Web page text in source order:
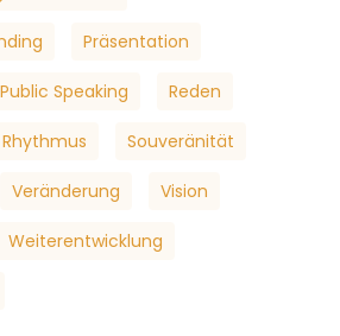
Präsentation
Public Speaking Reden
Rhythmus Souveränität
Veränderung Vision
Weiterentwicklung